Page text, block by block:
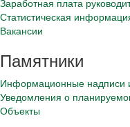
Заработная плата
Статистическая
Вакансии
Памятники
Информационные надписи
Уведомления о
Объекты